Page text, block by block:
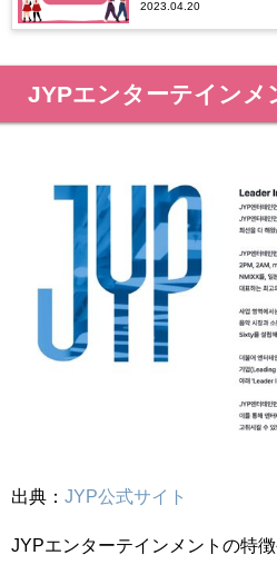
2023.04.20
JYPエンターテインメ
出典： JYP公式サイト
JYPエンターテインメントの特